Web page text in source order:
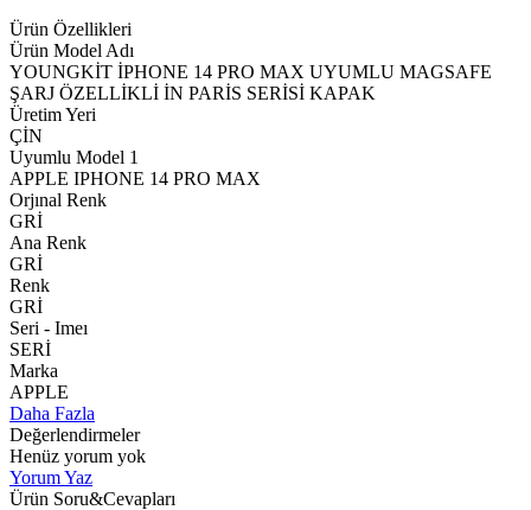
Ürün Özellikleri
Ürün Model Adı
YOUNGKİT İPHONE 14 PRO MAX UYUMLU MAGSAFE
ŞARJ ÖZELLİKLİ İN PARİS SERİSİ KAPAK
Üretim Yeri
ÇİN
Uyumlu Model 1
APPLE IPHONE 14 PRO MAX
Orjınal Renk
GRİ
Ana Renk
GRİ
Renk
GRİ
Seri - Imeı
SERİ
Marka
APPLE
Daha Fazla
Değerlendirmeler
Henüz yorum yok
Yorum Yaz
Ürün Soru&Cevapları